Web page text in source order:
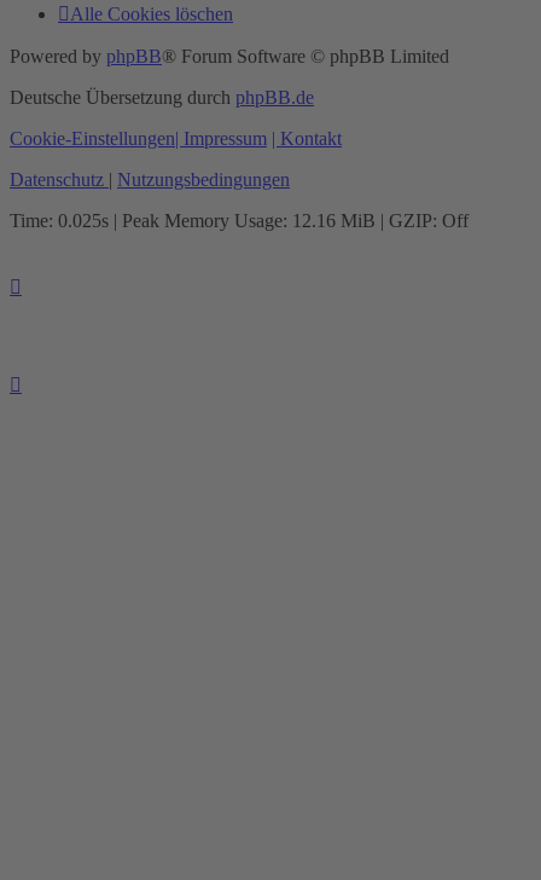
Alle Cookies löschen
Powered by phpBB® Forum Software © phpBB Limited
Deutsche Übersetzung durch phpBB.de
Cookie-Einstellungen| Impressum | Kontakt
Datenschutz | Nutzungsbedingungen
Time: 0.025s | Peak Memory Usage: 12.16 MiB | GZIP: Off